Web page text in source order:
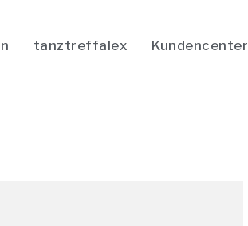
tanztreffalex Kundencenter